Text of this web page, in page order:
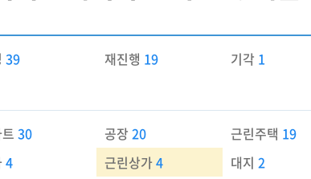
39 재진행 19 기각 1
트30 공장20 근린주택 19
4 근린상가4 대지2